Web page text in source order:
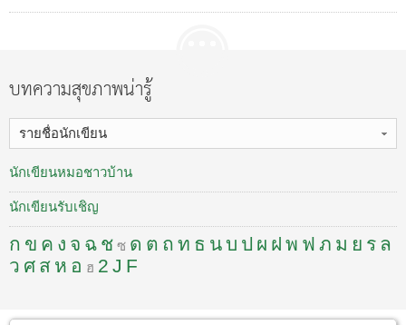
บทความสุขภาพน่ารู้
รายชื่อนักเขียน
นักเขียนหมอชาวบ้าน
นักเขียนรับเชิญ
ก ข ค ง จ ฉ ช ซ ด ต ถ ท ธ นบ ป ผ ฝ พ ฟ ภ ม ย ร ล
ว ศ ส ห อ ฮ 2 J F